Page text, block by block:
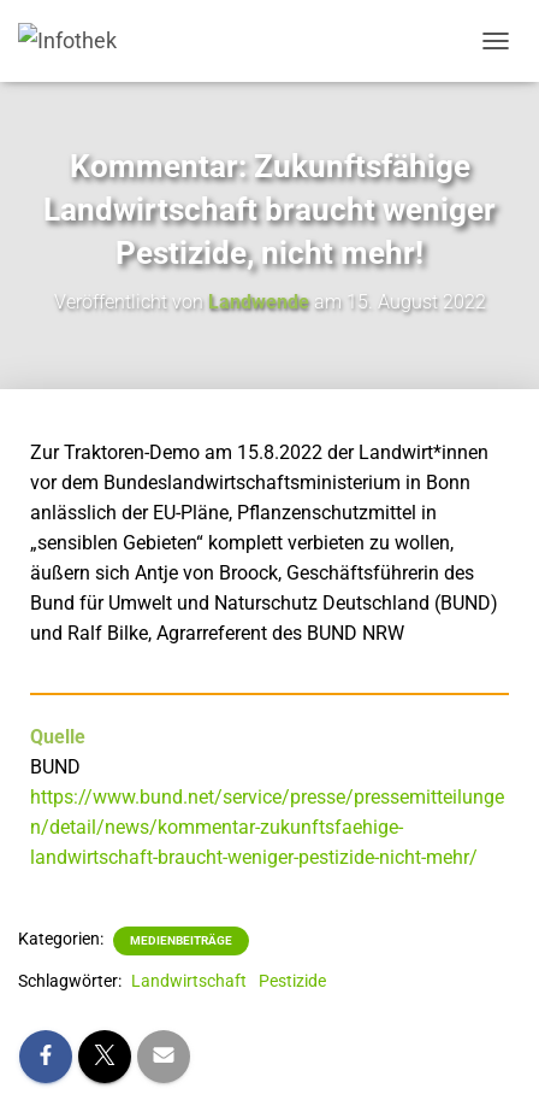
A
I
Kommentar: Zukunftsfähige
Landwirtschaft braucht weniger
Pestizide, nicht mehr!
Veröffentlicht von Landwendeam 15. August 2022
Zur Traktoren-Demo am 15.8.2022 der Landwirt*innen
vor dem Bundeslandwirtschaftsministerium in Bonn
anlässlich der EU-Pläne, Pflanzenschutzmittel in
„sensiblen Gebieten“ komplett verbieten zu wollen,
äußern sich Antje von Broock, Geschäftsführerin des
Bund für Umwelt und Naturschutz Deutschland (BUND)
und Ralf Bilke, Agrarreferent des BUND NRW
Quelle
BUND
https://www.bund.net/service/presse/pressemitteilunge
n/detail/news/kommentar-zukunftsfaehige-
landwirtschaft-braucht-weniger-pestizide-nicht-mehr/
Kategorien: MEDIENBEITRÄGE
Schlagwörter: Landwirtschaft Pestizide